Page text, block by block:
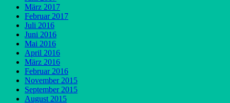
März 2017
Februar 2017
Juli 2016
Juni 2016
Mai 2016
April 2016
März 2016
Februar 2016
November 2015
September 2015
August 2015